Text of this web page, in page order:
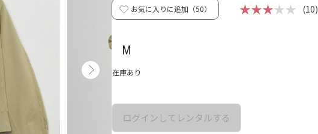
お気に入りに追加（50） ★★★★★ (10)
M
在庫あり
ログインしてレンタルする